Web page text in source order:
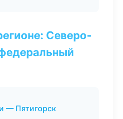
Северо-
— Пятигорск